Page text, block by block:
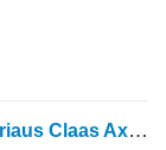
Diferencialas 0011450790 ratinio traktoriaus Claas Axion 950 940 930 920 9.360 960